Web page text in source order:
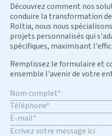
Découvrez comment nos
conduire la transformation
Roltia, nous nous
projets personnalisés qui
spécifiques, maximisant
Remplissez le formulaire et
ensemble l'avenir de votre